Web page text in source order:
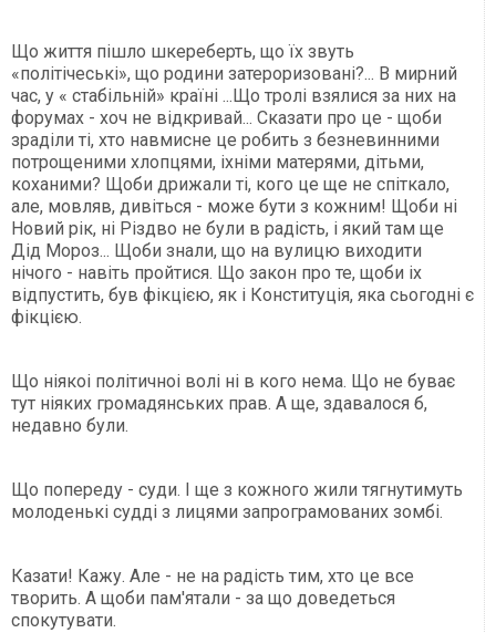
Що життя пішло шкереберть, що їх звуть
«політічеські», що родини затероризовані?... В мирний
час, у « стабільній» країні ...Що тролі взялися за них на
форумах - хоч не відкривай... Сказати про це - щоби
зраділи ті, хто навмисне це робить з безневинними
потрощеними хлопцями, іхніми матерями, дітьми,
коханими? Щоби дрижали ті, кого це ще не спіткало,
але, мовляв, дивіться - може бути з кожним! Щоби ні
Новий рік, ні Різдво не були в радість, і який там ще
Дід Мороз... Щоби знали, що на вулицю виходити
нічого - навіть пройтися. Що закон про те, щоби іх
відпустить, був фікцією, як і Конституція, яка сьогодні є
фікцією.
Що ніякоі політичноі волі ні в кого нема. Що не буває
тут ніяких громадянських прав. А ще, здавалося б,
недавно були.
Що попереду - суди. І ще з кожного жили тягнутимуть
молоденькі судді з лицями запрограмованих зомбі.
Казати! Кажу. Але - не на радість тим, хто це все
творить. А щоби пам'ятали - за що доведеться
спокутувати.